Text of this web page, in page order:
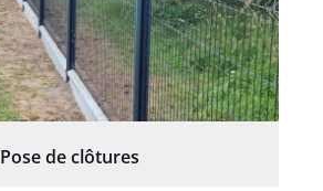
Pose de clôtures